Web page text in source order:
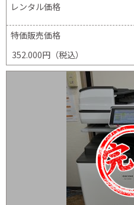
レンタル価格
特価販売価格
352.000円（税込）